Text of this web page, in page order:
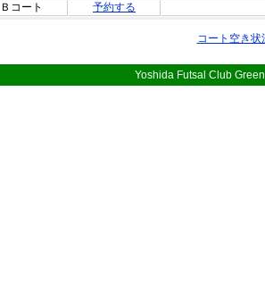
Ｂコート
予約する
コート空き状
Yoshida Futsal Club